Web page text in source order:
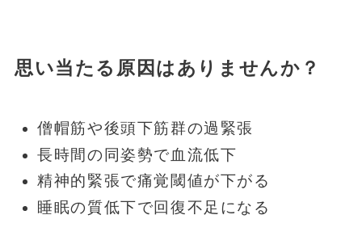
思い当たる原因はありませんか？
僧帽筋や後頭下筋群の過緊張
長時間の同姿勢で血流低下
精神的緊張で痛覚閾値が下がる
睡眠の質低下で回復不足になる